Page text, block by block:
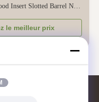
Insert Slotted Barrel Nut
reliability for heavy-duty
Finish: Provides long-
le meilleur prix